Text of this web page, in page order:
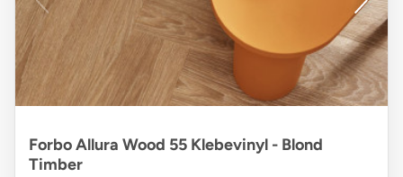
Forbo Allura Wood 55 Klebevinyl - Blond
Timber